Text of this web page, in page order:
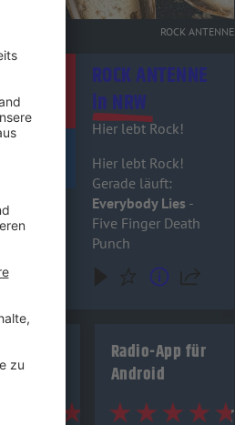
ROCK ANTENNE
ROCK ANTENNE in NRW
ROCK ANTENNE
in NRW
Hier lebt Rock!
Hier lebt Rock!
Gerade läuft:
Everybody Lies -
Five Finger Death
Punch
Radio-App für
Android